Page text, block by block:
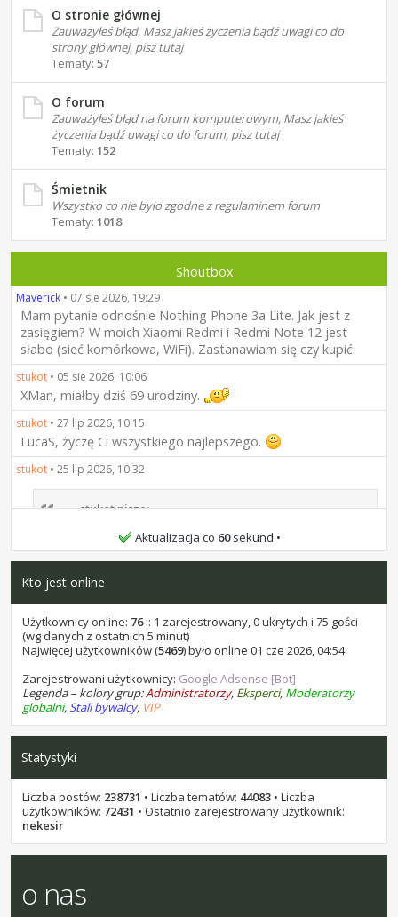
O stronie głównej
Zauważyłeś błąd, Masz jakieś życzenia bądź uwagi co do
strony głównej, pisz tutaj
Tematy: 57
O forum
Zauważyłeś błąd na forum komputerowym, Masz jakieś
życzenia bądź uwagi co do forum, pisz tutaj
Tematy: 152
Śmietnik
Wszystko co nie było zgodne z regulaminem forum
Tematy: 1018
Shoutbox
Maverick • 07 sie 2026, 19:29
Mam pytanie odnośnie Nothing Phone 3a Lite. Jak jest z
zasięgiem? W moich Xiaomi Redmi i Redmi Note 12 jest
słabo (sieć komórkowa, WiFi). Zastanawiam się czy kupić.
stukot • 05 sie 2026, 10:06
XMan, miałby dziś 69 urodziny.
stukot • 27 lip 2026, 10:15
LucaS, życzę Ci wszystkiego najlepszego.
stukot • 25 lip 2026, 10:32
stukot pisze:
najlepszego.
stukot•25 lip 2026, 10:32
bochen9 i samel 15, życzę Wam wszystkiego najlepszego.
stukot•07 lip 2026, 16:58
stukot•18 cze 2026, 14:22
Kaen1227, życzę Ci wszystkiego najlepszego.
Przez około 10 godzin, jest za darmo w promocji: AI Photo
Stamp Remover 18. Na sharewareonsale
stukot• 01 cze 2026, 10:40
Areecki, życzę Ci wszystkiego najlepszego.
Aktualizacja co 60sekund
Kto jest online
Użytkownicy online: 76:: 1 zarejestrowany, 0 ukrytych i 75 gości
(wg danych z ostatnich 5 minut)
Najwięcej użytkowników (5469) było online 01 cze 2026, 04:54
Zarejestrowani użytkownicy: Google Adsense [Bot]
Legenda – kolory grup:Administratorzy, Eksperci, Moderatorzy
globalni,Stali bywalcy, VIP
Statystyki
Liczba postów: 238731 • Liczba tematów: 44083 • Liczba
użytkowników: 72431 • Ostatnio zarejestrowany użytkownik:
nekesir
o nas